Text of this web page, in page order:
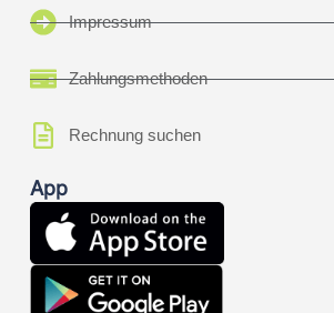
Impressum
Zahlungsmethoden
Rechnung suchen
App